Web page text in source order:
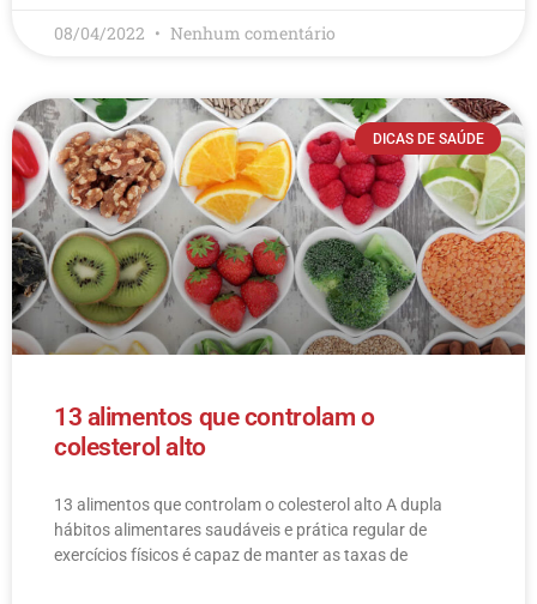
08/04/2022 Nenhum comentário
DICAS DE SAÚDE
13 alimentos que controlam o
colesterol alto
13 alimentos que controlam o colesterol alto​ A dupla
hábitos alimentares saudáveis e prática regular de
exercícios físicos é capaz de manter as taxas de